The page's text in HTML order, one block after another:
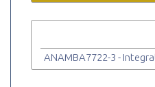
ANAMBA7722-3 -